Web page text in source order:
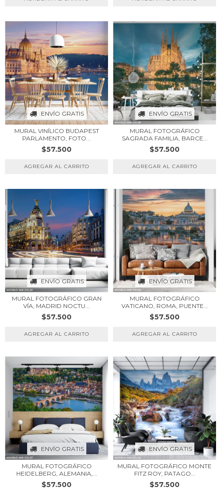
ENVÍO GRATIS
MURAL VINÍLICO BUDAPEST
PARLAMENTO, FOTO...
$57.500
ENVÍO GRATIS
MURAL FOTOGRÁFICO
SAGRADA FAMILIA, BARCE...
$57.500
ENVÍO GRATIS
MURAL FOTOGRÁFICO GRAN
VÍA, MADRID NOCTU...
$57.500
ENVÍO GRATIS
MURAL FOTOGRÁFICO
VATICANO, ROMA, PUENTE...
$57.500
ENVÍO GRATIS
MURAL FOTOGRÁFICO
HEIDELBERG, ALEMANIA,...
$57.500
ENVÍO GRATIS
MURAL FOTOGRÁFICO MONTE
FITZ ROY, PATAGO...
$57.500